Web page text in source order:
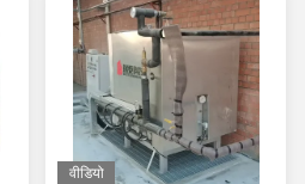
वीडियो